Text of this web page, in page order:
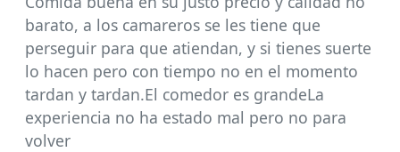
barato, a los camareros se les tiene que
perseguir para que atiendan, y si tienes suerte
lo hacen pero con tiempo no en el momento
tardan y tardan.El comedor es grandeLa
experiencia no ha estado mal pero no para
volver